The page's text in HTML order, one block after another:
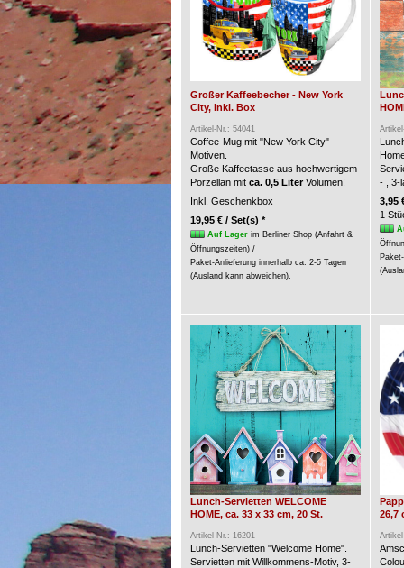
Großer Kaffeebecher - New York
City, inkl. Box
Artikel-Nr.: 54041
Coffee-Mug mit "New York City"
Motiven.
Große Kaffeetasse aus hochwertigem
Porzellan mit ca. 0,5 LiterVolumen!
Inkl. Geschenkbox
19,95 € / Set(s) *
Auf Lagerim Berliner Shop (Anfahrt &
Öffnungszeiten) /
Paket-Anlieferung innerhalb ca. 2-5 Tagen
(Ausland kann abweichen).
- , 3-
3,95
1
Lunch-Servietten WELCOME
HOME, ca. 33 x 33 cm, 20 St.
Artikel-Nr.: 16201
Lunch-Servietten "Welcome Home".
Servietten mit Willkommens-Motiv, 3-
26,7